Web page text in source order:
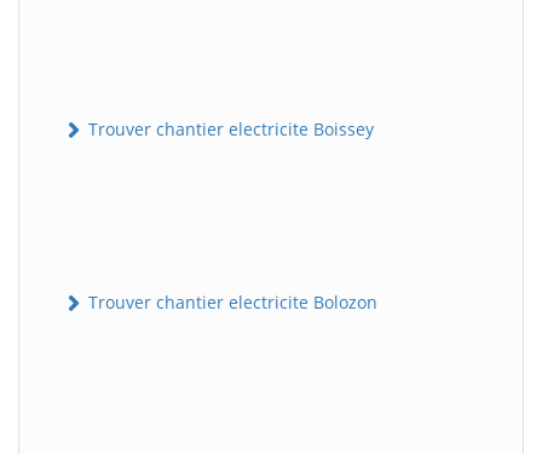
Trouver chantier electricite Boissey
Trouver chantier electricite Bolozon